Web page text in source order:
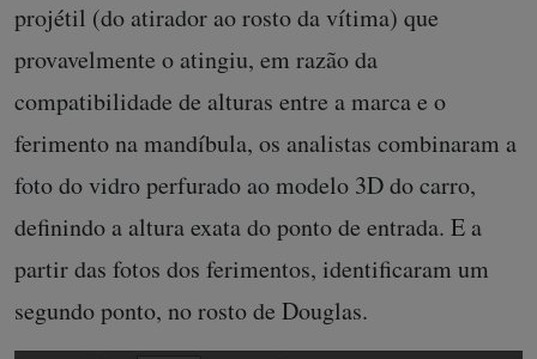
projétil (do atirador ao rosto da vítima) que
provavelmente o atingiu, em razão da
compatibilidade de alturas entre a marca e o
ferimento na mandíbula, os analistas combinaram a
foto do vidro perfurado ao modelo 3D do carro,
definindo a altura exata do ponto de entrada. E a
partir das fotos dos ferimentos, identificaram um
segundo ponto, no rosto de Douglas.